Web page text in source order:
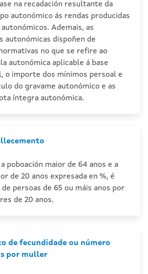
na recadación resultante da
autonómico ás rendas producidas
Ademais, as
autonómicas dispoñen de
no que se refire ao
autonómica aplicable á base
o importe dos mínimos persoal e
do gravame autonómico e as
íntegra autonómica.
poboación maior de 64 anos e a
de 20 anos expresada en %, é
persoas de 65 ou máis anos por
de 20 anos.
de fecundidade ou número
por muller